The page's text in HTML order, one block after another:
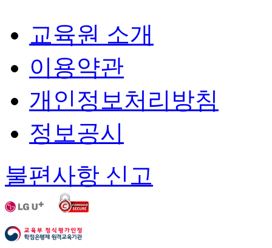
교육원 소개
이용약관
개인정보처리방침
정보공시
불편사항 신고